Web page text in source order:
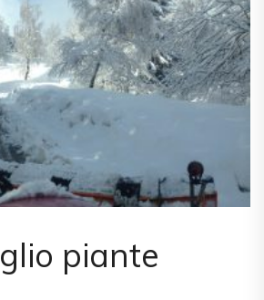
piante